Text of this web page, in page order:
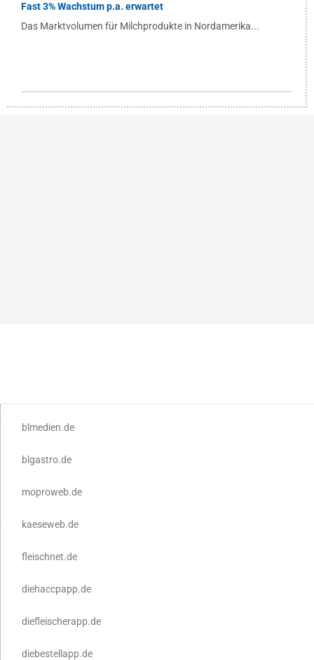
Fast 3% Wachstum p.a. erwartet
Das Marktvolumen für Milchprodukte in Nordamerika...
blmedien.de
blgastro.de
moproweb.de
kaeseweb.de
fleischnet.de
diehaccpapp.de
diefleischerapp.de
diebestellapp.de